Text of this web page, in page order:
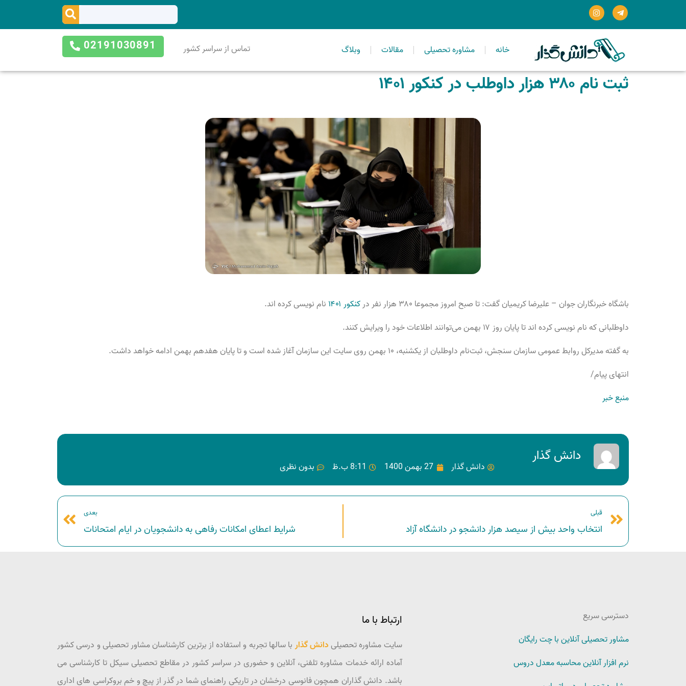
خانه مشاوره تحصیلی مقالات وبلاگ تماس از سراسر کشور 02191030891
ثبت نام ۳۸۰ هزار داوطلب در کنکور ۱۴۰۱
باشگاه خبرنگاران جوان – علیرضا کریمیان گفت: تا صبح امروز مجموعا ۳۸۰ هزار نفر در کنکور ۱۴۰۱
نام نویسی کرده اند.
داوطلبانی که نام نویسی کرده اند تا پایان روز ۱۷ بهمن می‌توانند اطلاعات خود را ویرایش کنند.
به گفته مدیرکل روابط عمومی سازمان سنجش، ثبت‌نام داوطلبان از یکشنبه، ۱۰ بهمن روی سایت این سازمان آغاز شده است و تا پایان هفدهم بهمن ادامه خواهد داشت.
انتهای پیام/
منبع خبر
دانش گذار
دانش گذار 27 بهمن 1400 8:11 ب.ظ بدون نظری
قبلی
انتخاب واحد بیش‌ از سیصد هزار دانشجو در دانشگاه آزاد
بعدی
شرایط اعطای امکانات رفاهی به دانشجویان در ایام امتحانات
دسترسی سریع
مشاور تحصیلی آنلاین با چت رایگان
نرم افزار آنلاین محاسبه معدل دروس
ارتباط با ما
سایت مشاوره تحصیلی دانش گذاربا سالها تجربه و استفاده از برترین کارشناسان مشاور تحصیلی و درسی کشور
آماده ارائه خدمات مشاوره تلفنی، آنلاین و حضوری در سراسر کشور در مقاطع تحصیلی سیکل تا کارشناسی می
باشد. دانش گذاران همچون فانوسی درخشان در تاریکی راهنمای شما در گذر از پیچ و خم بروکراسی های اداری